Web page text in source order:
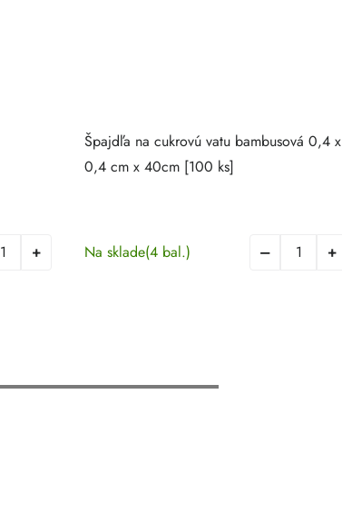
Špajdľa na cukrovú vatu bambusová 0,4 x
0,4 cm x 40cm [100 ks]
Na sklade(4 bal.)